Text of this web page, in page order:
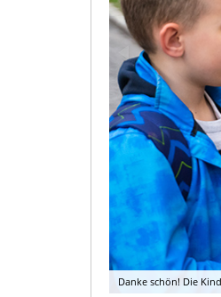
Danke schön! Die